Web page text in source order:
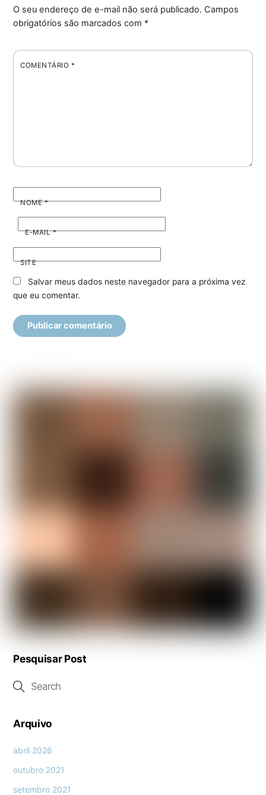
O seu endereço de e-mail não será publicado. Campos
obrigatórios são marcados com *
COMENTÁRIO *
NOME*
E-MAIL*
SITE
Salvar meus dados neste navegador para a próxima vez
que eu comentar.
Pesquisar Post
Arquivo
abril 2026
outubro 2021
setembro 2021